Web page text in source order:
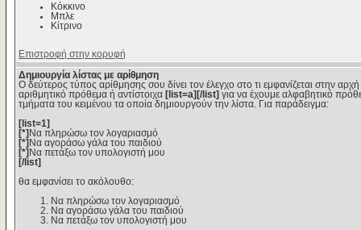
Κόκκινο
Μπλε
Κίτρινο
Επιστροφή στην κορυφή
Δημιουργία λίστας με αρίθμηση
Ο δεύτερος τύπος αρίθμησης σου δίνει τον έλεγχο στο τι εμφανίζεται στην
αριθμητικό πρόθεμα ή αντίστοιχα
[list=a][/list] για να έχουμε αλφαβητικό
τμήματα του κειμένου τα οποία δημιουργούν την λίστα. Για παράδειγμα:
[list=1]
[*] Να πληρώσω τον λογαριασμό
[*] Να αγοράσω γάλα του παιδιού
[*] Να πετάξω τον υπολογιστή μου
[/list]
θα εμφανίσει το ακόλουθο:
Να πληρώσω τον λογαριασμό
Να αγοράσω γάλα του παιδιού
Να πετάξω τον υπολογιστή μου